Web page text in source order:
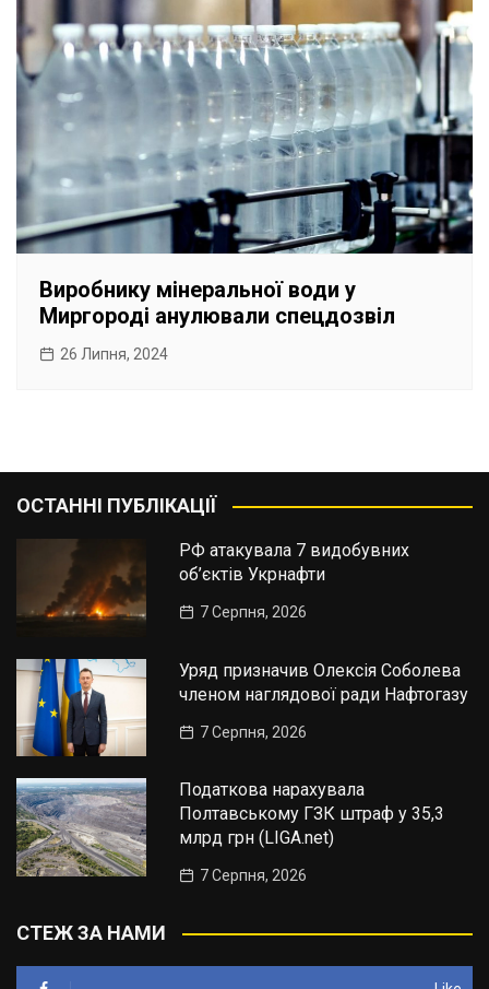
Виробнику мінеральної води у
Миргороді анулювали спецдозвіл
26 Липня, 2024
ОСТАННІ ПУБЛІКАЦІЇ
РФ атакувала 7 видобувних
об’єктів Укрнафти
7 Серпня, 2026
Уряд призначив Олексія Соболева
членом наглядової ради Нафтогазу
7 Серпня, 2026
Податкова нарахувала
Полтавському ГЗК штраф у 35,3
млрд грн (LIGA.net)
7 Серпня, 2026
СТЕЖ ЗА НАМИ